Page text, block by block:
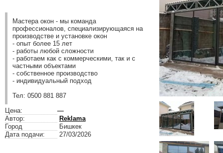
Мастера окон - мы команда
профессионалов, специализирующаяся на
производстве и установке окон
- опыт более 15 лет
- работы любой сложности
- работаем как с коммерческими, так и с
частными объектами
- собственное производство
- индивидуальный подход
Тел: 0500 881 887
Цена:
—
Автор:
Reklama
Город
Бишкек
Дата подачи:
27/03/2026